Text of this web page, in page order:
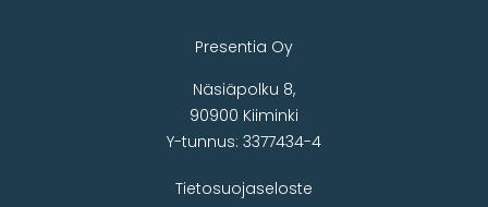
Presentia Oy
Näsiäpolku 8,
90900 Kiiminki
Y-tunnus: 3377434-4
Tietosuojaseloste